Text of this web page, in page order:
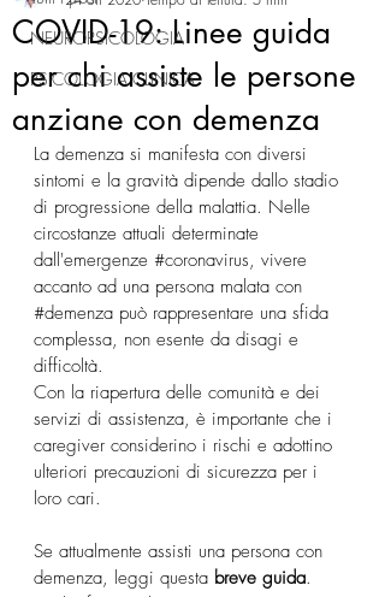
NEUROPSICOLOGIA
PSICOLOGIA CLINICA
COVID-19: Linee guida
per chi assiste le persone
anziane con demenza
La demenza si manifesta con diversi
sintomi e la gravità dipende dallo stadio
di progressione della malattia. Nelle
circostanze attuali determinate
dall'emergenze #coronavirus, vivere
accanto ad una persona malata con
#demenza può rappresentare una sfida
complessa, non esente da disagi e
difficoltà.
Con la riapertura delle comunità e dei
servizi di assistenza, è importante che i
caregiver considerino i rischi e adottino
ulteriori precauzioni di sicurezza per i
loro cari.
Se attualmente assisti una persona con
demenza, leggi questa breve guida.